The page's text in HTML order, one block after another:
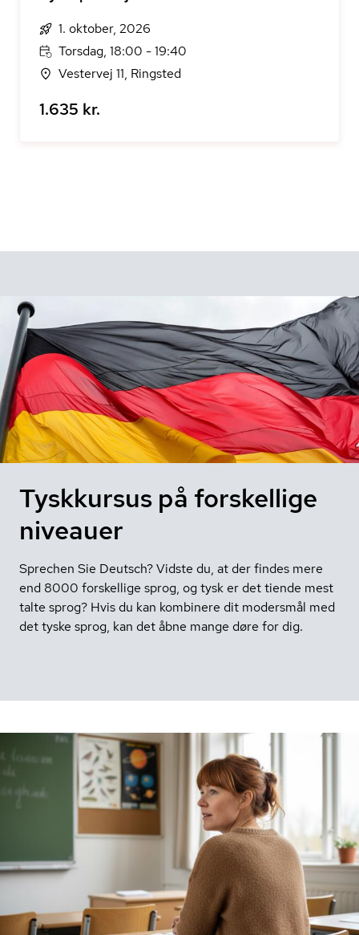
1. oktober, 2026
Torsdag, 18:00 - 19:40
Vestervej 11, Ringsted
1.635 kr.
Tyskkursus på forskellige
niveauer
Sprechen Sie Deutsch? Vidste du, at der findes mere
end 8000 forskellige sprog, og tysk er det tiende mest
talte sprog? Hvis du kan kombinere dit modersmål med
det tyske sprog, kan det åbne mange døre for dig.